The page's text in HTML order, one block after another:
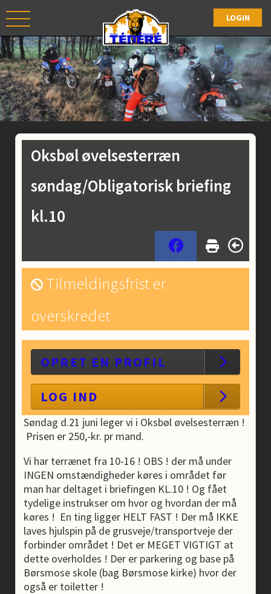
Oksbøl øvelsesterræn
søndag/Obligatorisk briefing
kl.10
Tilmeldingsfrist er
overskredet
OPRET EN PROFIL
LOG IND
Søndag d.21 juni leger vi i Oksbøl øvelsesterræn !
Prisen er 250,-kr. pr mand.
Vi har terrænet fra 10-16 ! OBS ! der må under
INGEN omstændigheder køres i området før
man har deltaget i briefingen KL.10 ! Og fået
tydelige instrukser om hvor og hvordan der må
køres ! En ting ligger HELT FAST ! Der må IKKE
laves hjulspin på de grusveje/transportveje der
forbinder området ! Det er MEGET VIGTIGT at
dette overholdes ! Der er parkering og base på
Børsmose skole (bag Børsmose kirke) hvor der
også er toiletter !